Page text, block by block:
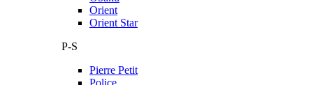
Orient
Orient Star
P-S
Pierre Petit
Police